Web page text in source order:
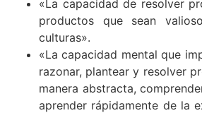
«La capacidad de resolver
productos que sean
culturas».
«La capacidad mental que
razonar, plantear y resolver
manera abstracta,
aprender rápidamente de la